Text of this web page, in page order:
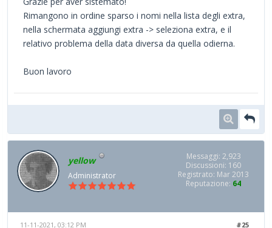
Rimangono in ordine sparso i nomi nella lista degli extra,
nella schermata aggiungi extra -> seleziona extra, e il
relativo problema della data diversa da quella odierna.
Buon lavoro
yellow
Administrator
Messaggi: 2,923
Discussioni: 160
Registrato: Mar 2013
Reputazione: 64
#25
11-11-2021, 03:12 PM